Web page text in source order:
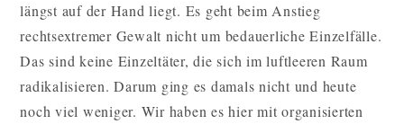
längst auf der Hand liegt. Es geht beim Anstieg
rechtsextremer Gewalt nicht um bedauerliche Einzelfälle.
Das sind keine Einzeltäter, die sich im luftleeren Raum
radikalisieren. Darum ging es damals nicht und heute
noch viel weniger. Wir haben es hier mit organisierten